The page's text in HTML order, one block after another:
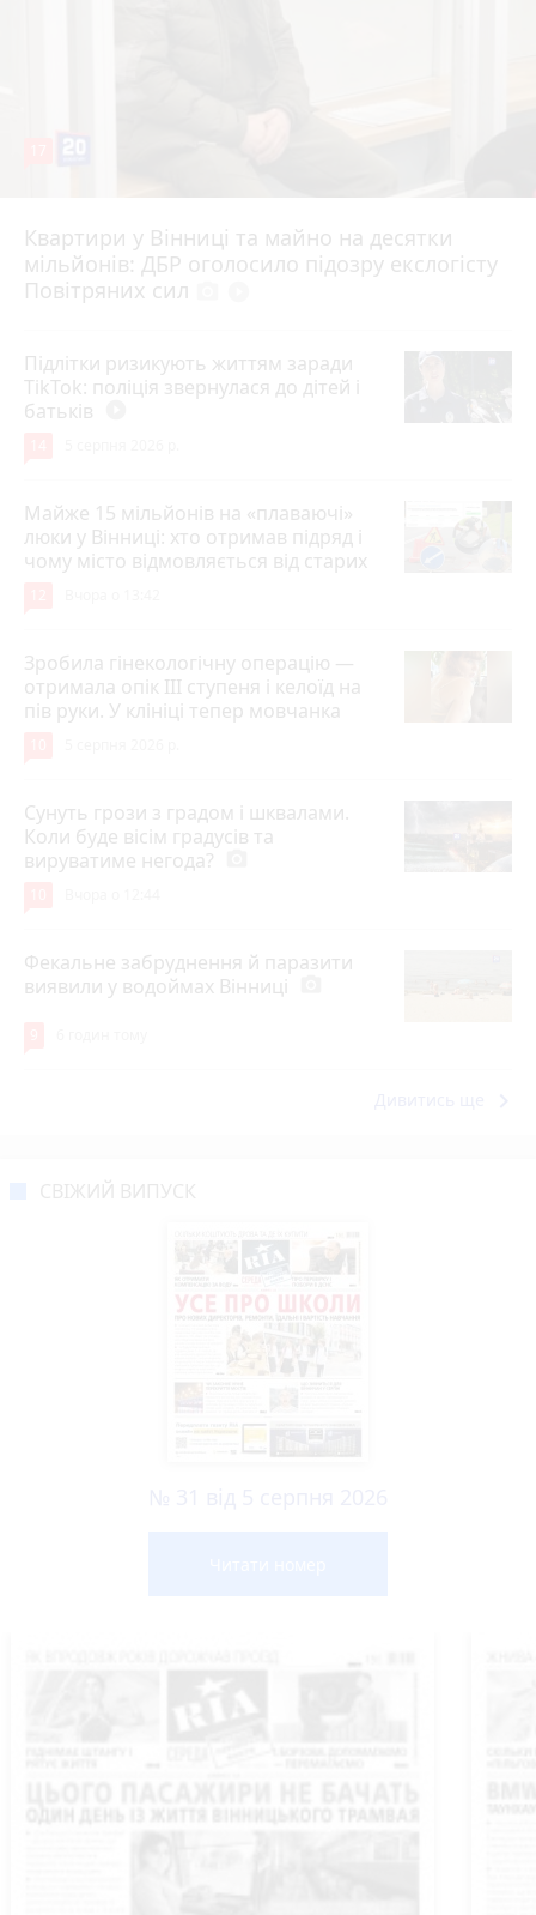
Квартири у Вінниці та майно на десятки
мільйонів: ДБР оголосило підозру екслогісту
Повітряних сил
Вчора о 10:37
Підлітки ризикують життям заради
TikTok: поліція звернулася до дітей і
батьків
Майже 15 мільйонів на «плаваючі»
люки у Вінниці: хто отримав підряд і
чому місто відмовляється від старих
Зробила гінекологічну операцію —
отримала опік ІІІ ступеня і келоїд на
пів руки. У клініці тепер мовчанка
Сунуть грози з градом і шквалами.
Коли буде вісім градусів та
вируватиме негода?
Фекальне забруднення й паразити
виявили у водоймах Вінниці